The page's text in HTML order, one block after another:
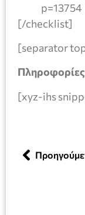
p=13754
[/checklist]
[separator
[xyz-ihs